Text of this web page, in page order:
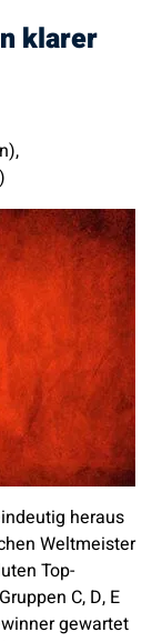
klarer
heraus
Weltmeister
Top-
C, D, E
gewartet